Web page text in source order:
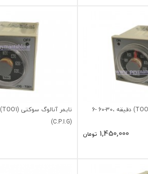
تایمر آنالوگ سوکتی (TOO1) دقیقه ،30-60 -6
1,450,000 تومان
(C.P.I.G)